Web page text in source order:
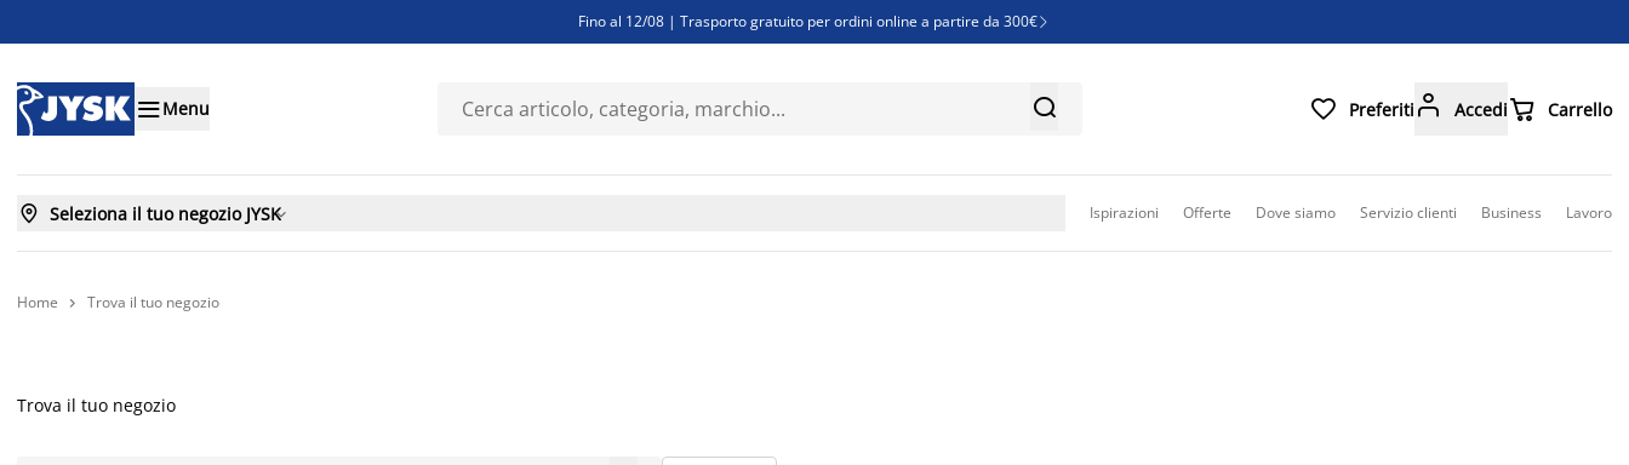
Fino al 12/08 | Trasporto gratuito per ordini online a partire da 300€ 
Finanziamenti - Scegli il piano di rimborso più adatto a te
Menu   Preferiti  Accedi Carrello
 Seleziona il tuo negozio JYSK Ispirazioni Offerte Dove siamo Servizio clienti Business Lavoro
Home  Trova il tuo negozio
Trova il tuo negozio